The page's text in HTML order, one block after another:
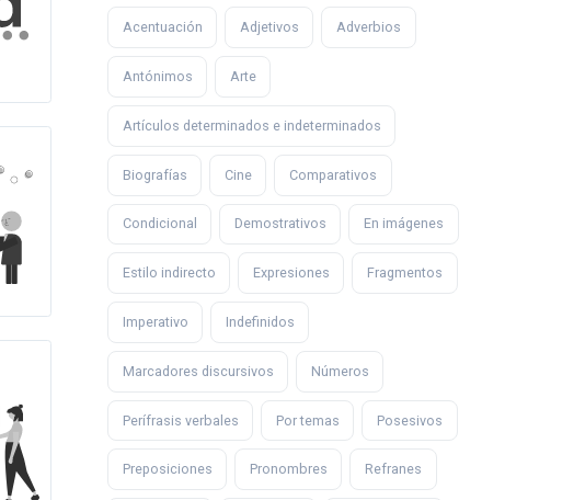
Acentuación Adjetivos Adverbios
Antónimos Arte
Artículos determinados e indeterminados
Biografías Cine Comparativos
Condicional Demostrativos En imágenes
Estilo indirecto Expresiones Fragmentos
Imperativo Indefinidos
Marcadores discursivos Números
Perífrasis verbales Por temas Posesivos
Preposiciones Pronombres Refranes